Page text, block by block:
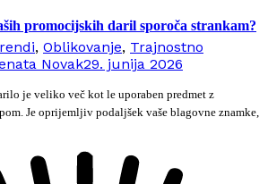
promocijskih daril sporoča strankam?
, Oblikovanje, Trajnostno
Novak29. junija 2026
je veliko več kot le uporaben predmet z
Je oprijemljiv podaljšek vaše blagovne znamke,